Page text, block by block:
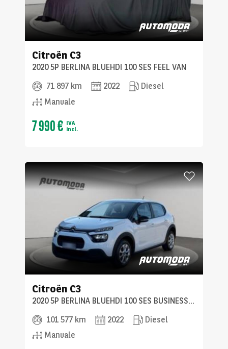
Citroën C3
2020 5P BERLINA BLUEHDI 100 SES FEEL VAN
71 897 km
2022
Diesel
Manuale
7 990 € IVA
incl.
Citroën C3
2020 5P BERLINA BLUEHDI 100 SES BUSINESS COMBI
101 577 km
2022
Diesel
Manuale